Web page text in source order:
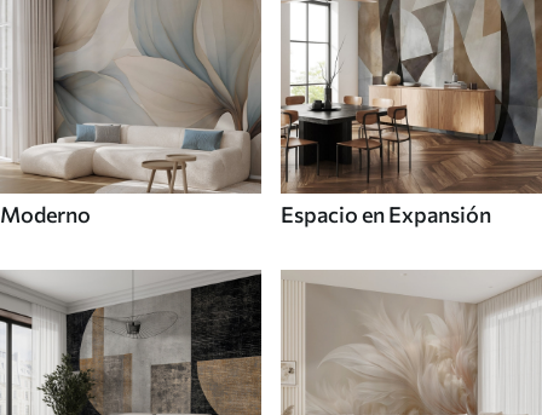
Moderno Espacio en Expansión